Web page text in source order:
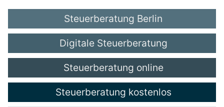
Steuerberatung Berlin
Digitale Steuerberatung
Steuerberatung online
Steuerberatung kostenlos